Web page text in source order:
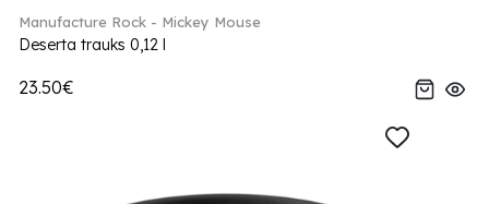
Manufacture Rock - Mickey Mouse
Deserta trauks 0,12 l
23.50€